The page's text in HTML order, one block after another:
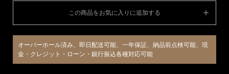
この商品をお気に入りに追加する
オーバーホール済み、即日配送可能、一年保証、納品前点検可能、現
金・クレジット・ローン・銀行振込各種対応可能